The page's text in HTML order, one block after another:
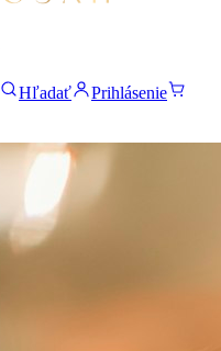
Hľadať
Prihlásenie